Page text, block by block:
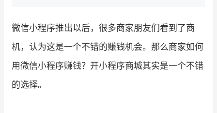
智库 产品场景库
行业洞察
微信小程序推出以后，很多商家朋友们看到了商
机，认为这是一个不错的赚钱机会。那么商家如何
用微信小程序赚钱？开小程序商城其实是一个不错
的选择。